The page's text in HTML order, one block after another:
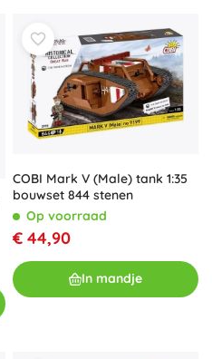
COBI Mark V (Male) tank 1:35
bouwset 844 stenen
Op voorraad
€ 44,90
In mandje